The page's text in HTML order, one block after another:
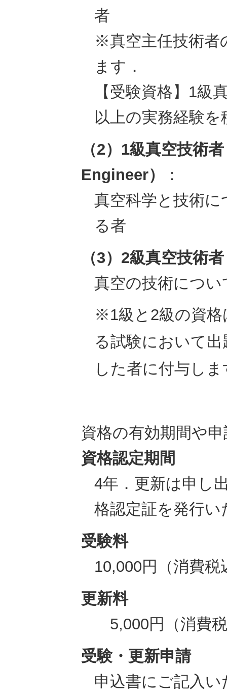
者
※真空主任技術者
ます．
【受験資格】1級
以上の実務経験
（2）1級真空技術
Engineer）
：
真空科学と技術
る者
（3）2級真空技術
真空の技術につ
※1級と2級の資格
る試験において
した者に付与しま
資格の有効期間や
資格認定期間
4年．更新は申し
格認定証を発行い
受験料
10,000円（消費税
更新料
5,000円（消費
受験・更新申請
申込書にご記入